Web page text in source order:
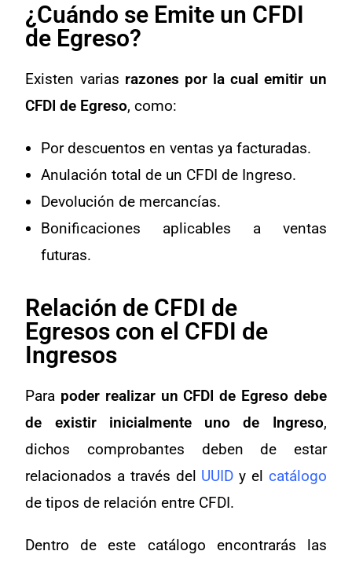
¿Cuándo se Emite un CFDI
de Egreso?
Existen varias razones por la cual emitir un
CFDI de Egreso, como:
Por descuentos en ventas ya facturadas.
Anulación total de un CFDI de Ingreso.
Devolución de mercancías.
Bonificaciones aplicables a ventas
futuras.
Relación de CFDI de
Egresos con el CFDI de
Ingresos
Para poder realizar un CFDI de Egreso debe
de existir inicialmente uno de Ingreso,
dichos comprobantes deben de estar
relacionados a través del UUID y el catálogo
de tipos de relación entre CFDI.
Dentro de este catálogo encontrarás las